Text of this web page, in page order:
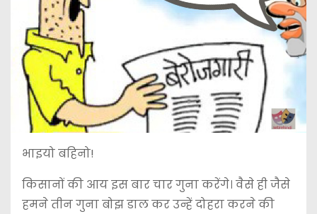
भाइयो बहिनो!
किसानों की आय इस बार चार गुना करेंगे। वैसे ही जैसे
हमने तीन गुना बोझ डाल कर उन्हें दोहरा करने की